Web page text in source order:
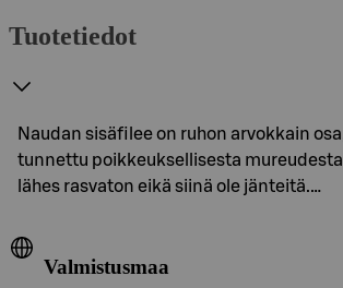
Tuotetiedot
Naudan sisäfilee on ruhon arvokkain
tunnettu poikkeuksellisesta
lähes rasvaton eikä siinä ole jänteitä.…
Valmistusmaa